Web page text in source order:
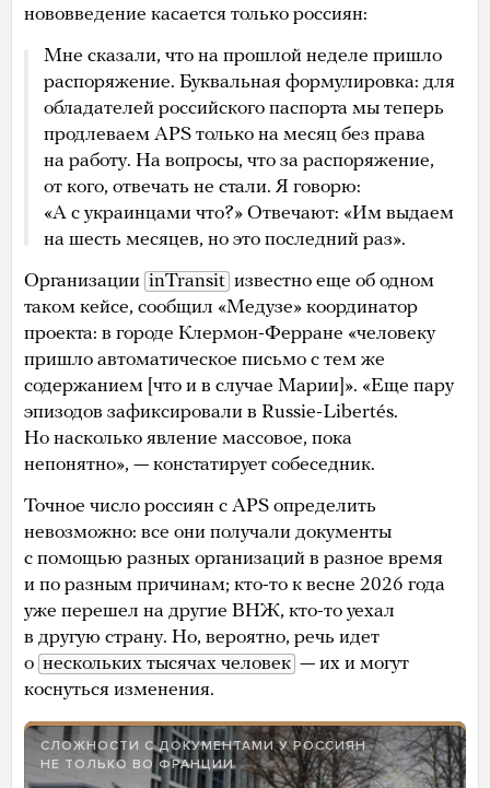
нововведение касается только россиян:
Мне сказали, что на прошлой неделе пришло
распоряжение. Буквальная формулировка: для
обладателей российского паспорта мы теперь
продлеваем APS только на месяц без права
на работу. На вопросы, что за распоряжение,
от кого, отвечать не стали. Я говорю:
«А с украинцами что?» Отвечают: «Им выдаем
на шесть месяцев, но это последний раз».
Организации inTransit известно еще об одном
таком кейсе, сообщил «Медузе» координатор
проекта: в городе Клермон-Ферране «человеку
пришло автоматическое письмо с тем же
содержанием [что и в случае Марии]». «Еще пару
эпизодов зафиксировали в Russie-Libertés.
Но насколько явление массовое, пока
непонятно», — констатирует собеседник.
Точное число россиян с APS определить
невозможно: все они получали документы
с помощью разных организаций в разное время
и по разным причинам; кто-то к весне 2026 года
уже перешел на другие ВНЖ, кто-то уехал
в другую страну. Но, вероятно, речь идет
о нескольких тысячах человек — их и могут
коснуться изменения.
СЛОЖНОСТИ С ДОКУМЕНТАМИ У РОССИЯН
НЕ ТОЛЬКО ВО ФРАНЦИИ